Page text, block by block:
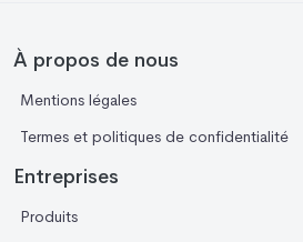
À propos de nous
Mentions légales
Termes et politiques de confidentialité
Entreprises
Produits